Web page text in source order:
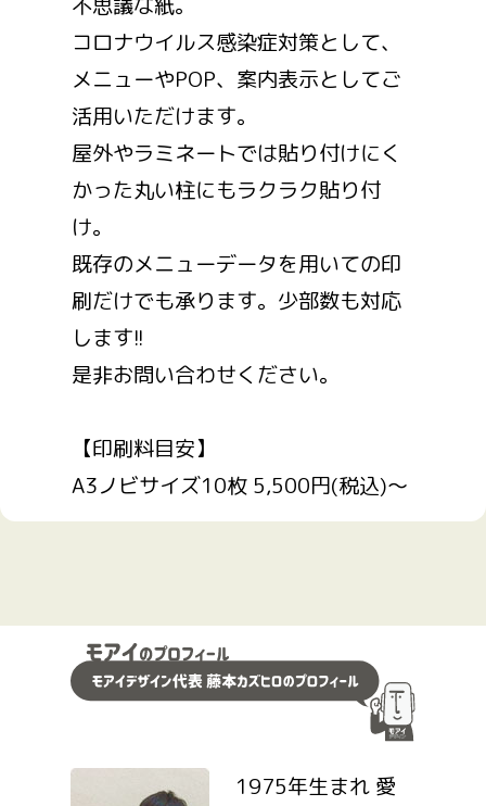
コロナウイルス感染症対策として、
メニューやPOP、案内表示としてご
活用いただけます。
屋外やラミネートでは貼り付けにく
かった丸い柱にもラクラク貼り付
け。
既存のメニューデータを用いての印
刷だけでも承ります。少部数も対応
します!!
是非お問い合わせください。
【印刷料目安】
A3ノビサイズ10枚 5,500円(税込)〜
1975年生まれ 愛